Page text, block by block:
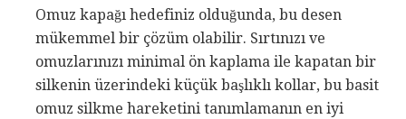
Omuz kapağı hedefiniz olduğunda, bu desen
mükemmel bir çözüm olabilir. Sırtınızı ve
omuzlarınızı minimal ön kaplama ile kapatan bir
silkenin üzerindeki küçük başlıklı kollar, bu basit
omuz silkme hareketini tanımlamanın en iyi